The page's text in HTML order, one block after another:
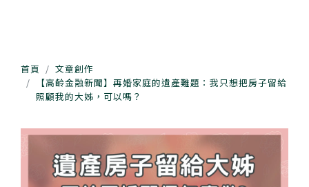
首頁
文章創作
【高齡金融新聞】再婚家庭的遺產難題：我只想把房子留給
照顧我的大姊，可以嗎？